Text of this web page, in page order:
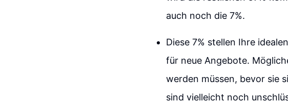
auch noch die 7%.
Diese 7% stellen Ihre
für neue Angebote.
werden müssen, bevor sie
sind vielleicht noch